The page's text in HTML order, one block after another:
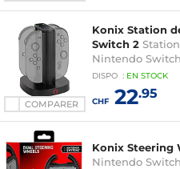
COMPARER
Konix Station
Switch 2
Nintendo
DISPO : EN STOCK
CHF22.95
Konix Steering
Nintendo